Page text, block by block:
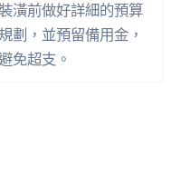
潢前做好詳細的預算
劃，並預留備用金，
免超支。